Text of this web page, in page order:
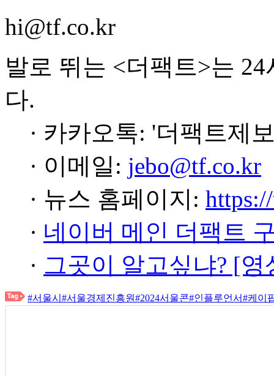
hi@tf.co.kr
발로 뛰는 <더팩트>는
다.
· 카카오톡: '더팩트제
· 이메일: jebo@tf.co.kr
· 뉴스 홈페이지:
· 네이버 메인 더팩트
· 그곳이 알고싶냐? [
#서울시 #서울경제진흥원#2024서울콘#인플루언서#케이